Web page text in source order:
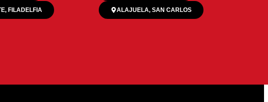
FILADELFIA ALAJUELA, SAN CARLOS